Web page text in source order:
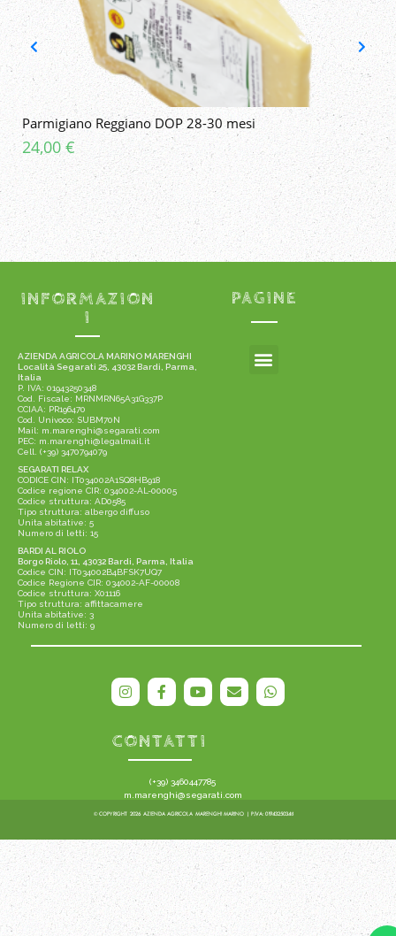
Parmigiano Reggiano DOP 28-30 mesi
24,00 €
INFORMAZION
I
AZIENDA AGRICOLA MARINO MARENGHI
Località Segarati 25, 43032 Bardi, Parma,
Italia
P. IVA: 01943250348
Cod. Fiscale: MRNMRN65A31G337P
CCIAA: PR196470
Cod. Univoco: SUBM70N
Mail: m.marenghi@segarati.com
PEC: m.marenghi@legalmail.it
Cell. (+39) 3470794079
SEGARATI RELAX
CODICE CIN: IT034002A1SQ8HB918
Codice regione CIR: 034002-AL-00005
Codice struttura: AD0585
Tipo struttura: albergo diffuso
Unita abitative: 5
Numero di letti: 15
BARDI AL RIOLO
Borgo Riolo, 11, 43032 Bardi, Parma, Italia
Codice CIN: IT034002B4BFSK7UQ7
Codice Regione CIR: 034002-AF-00008
Codice struttura: X01116
Tipo struttura: affittacamere
Unita abitative: 3
Numero di letti: 9
PAGINE
CONTATTI
(+39) 3460447785
m.marenghi@segarati.com
© COPYRIGHT 2026 AZIENDA AGRICOLA MARENGHI MARINO | P.IVA: 01943250348